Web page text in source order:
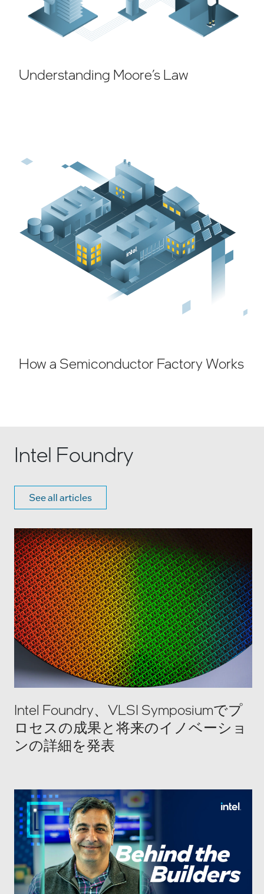
Understanding Moore’s Law
How a Semiconductor Factory Works
Intel Foundry
See all articles
Intel Foundry、VLSI Symposiumでプ
ロセスの成果と将来のイノベーショ
ンの詳細を発表